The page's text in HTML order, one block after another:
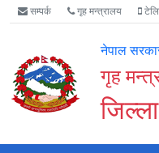
Accessibility
Mode
गर्नुहोस्
मुख्य
सामाग्री
मुख्य
नेभिगेसन
वेबसाइट
खोजमा
सम्पर्क गृह मन्त्रालय
नेपाल
गृह